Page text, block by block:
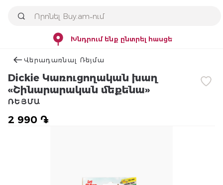
Խնդրում ենք ընտրել հասցե
Վերադառնալ Ռեյմա
Dickie Կառուցողական խաղ
«Շինարարական մեքենա»
2 990 ֏
ՌԵՅՄԱ